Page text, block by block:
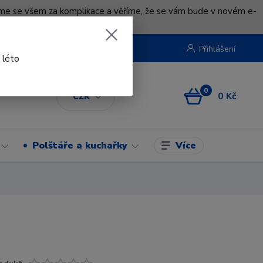
se všem za komplikace a věříme, že se vám bude v novém e-
CZK
Přihlášení
0 0 Kč
Polštáře a kuchařky Více
léto